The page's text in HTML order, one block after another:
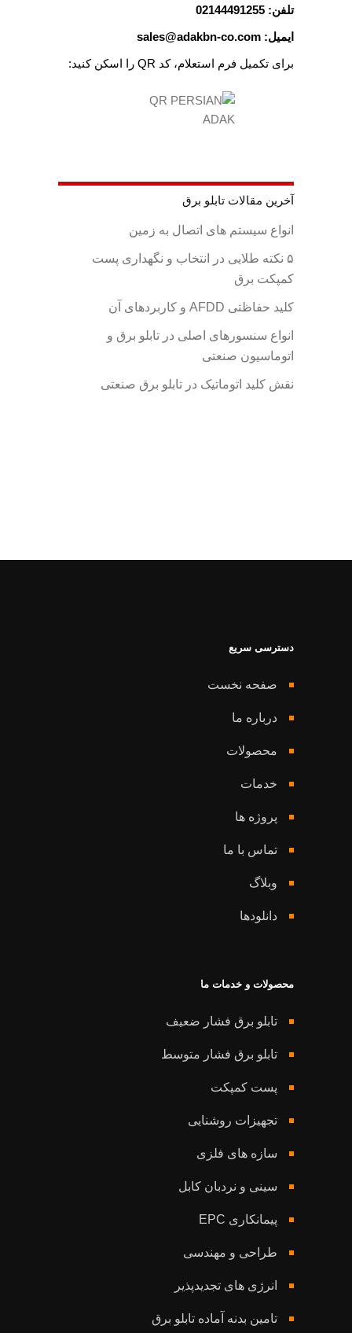
تلفن: 02144491255
ایمیل: sales@adakbn-co.com
برای تکمیل فرم استعلام، کد QR را اسکن کنید:
آخرین مقالات تابلو برق
انواع سیستم های اتصال به زمین
۵ نکته طلایی در انتخاب و نگهداری پست
کمپکت برق
کلید حفاظتی AFDD و کاربردهای آن
انواع سنسورهای اصلی در تابلو برق و
اتوماسیون صنعتی
نقش کلید اتوماتیک در تابلو برق صنعتی
دسترسی سریع
صفحه نخست
درباره ما
محصولات
خدمات
پروژه ها
تماس با ما
وبلاگ
دانلودها
محصولات و خدمات ما
تابلو برق فشار ضعیف
تابلو برق فشار متوسط
پست کمپکت
تجهیزات روشنایی
سازه های فلزی
سینی و نردبان کابل
پیمانکاری EPC
طراحی و مهندسی
انرژی های تجدیدپذیر
تامین بدنه آماده تابلو برق